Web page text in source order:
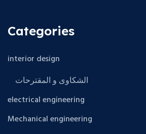
Categories
interior design
الشكاوى و المقترحات
electrical engineering
Mechanical engineering